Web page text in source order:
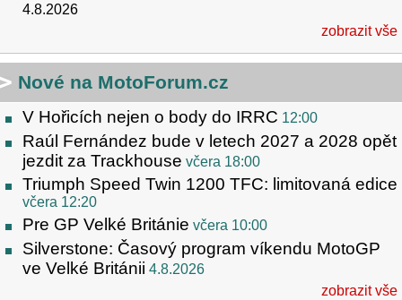
4.8.2026
zobrazit vše
Nové na MotoForum.cz
V Hořicích nejen o body do IRRC 12:00
Raúl Fernández bude v letech 2027 a 2028 opět
jezdit za Trackhouse včera 18:00
Triumph Speed Twin 1200 TFC: limitovaná edice
včera 12:20
Pre GP Velké Británie včera 10:00
Silverstone: Časový program víkendu MotoGP
ve Velké Británii 4.8.2026
zobrazit vše